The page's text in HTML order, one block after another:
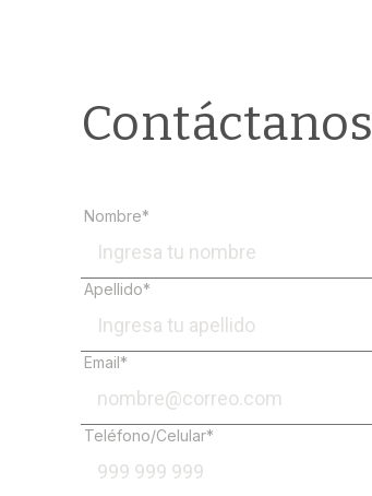
Contáctanos
Nombre*
Apellido*
Email*
Teléfono/Celular*